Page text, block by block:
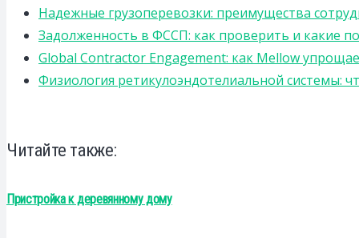
Надежные грузоперевозки: преимущества
Задолженность в ФССП: как проверить и какие
Global Contractor Engagement: как Mellow
Физиология ретикулоэндотелиальной системы:
Читайте также:
Пристройка к деревянному дому